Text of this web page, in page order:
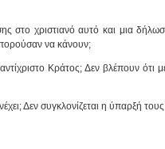
στο χριστιανό αυτό και μια
να κάνουν;
Κράτος; Δεν βλέπουν ότι
Δεν συγκλονίζεται η ύπαρξή